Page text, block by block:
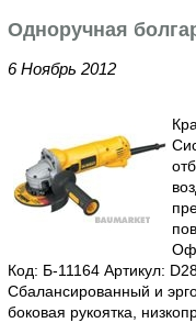
Одноручная
6 Ноябрь 2012
Код: Б-11164 Артикул:
Сбалансированный и
боковая рукоятка,